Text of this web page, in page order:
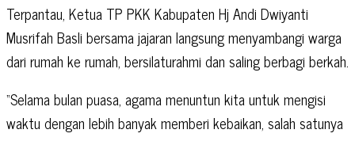
Terpantau, Ketua TP PKK Kabupaten Hj Andi Dwiyanti
Musrifah Basli bersama jajaran langsung menyambangi warga
dari rumah ke rumah, bersilaturahmi dan saling berbagi berkah.
“Selama bulan puasa, agama menuntun kita untuk mengisi
waktu dengan lebih banyak memberi kebaikan, salah satunya